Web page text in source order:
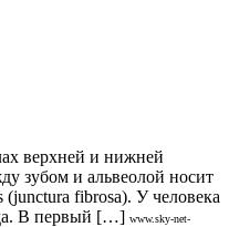
верхней и нижней
зубом и альвеолой носит
(junctura fibrosa). У человека
В первый […] www.sky-net-